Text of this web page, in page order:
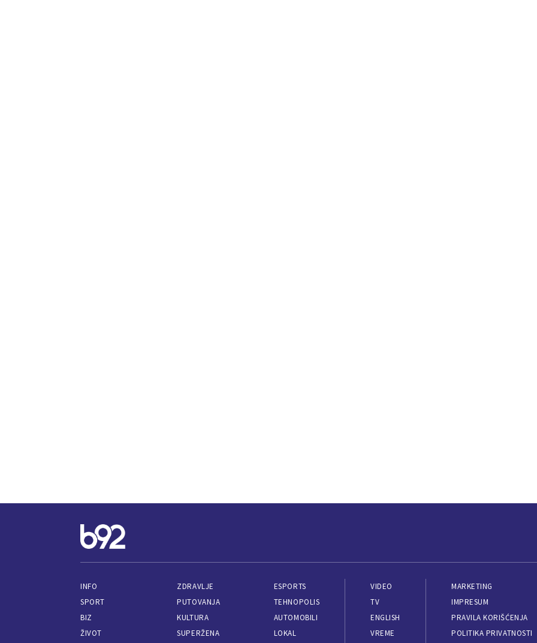
INFO
SPORT
BIZ
ŽIVOT
ZDRAVLJE
PUTOVANJA
KULTURA
SUPERŽENA
ESPORTS
TEHNOPOLIS
AUTOMOBILI
LOKAL
VIDEO
TV
ENGLISH
VREME
MARKETING
IMPRESUM
PRAVILA KORIŠĆENJA
POLITIKA PRIVATNOSTI